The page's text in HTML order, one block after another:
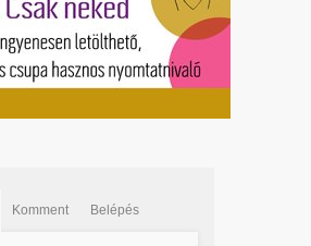
Komment Belépés